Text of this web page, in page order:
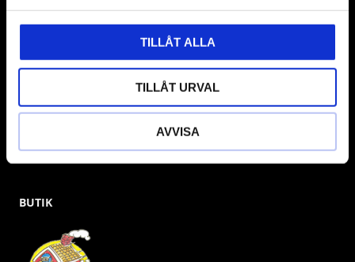
TILLÅT ALLA
TILLÅT URVAL
AVVISA
kunden.
BUTIK